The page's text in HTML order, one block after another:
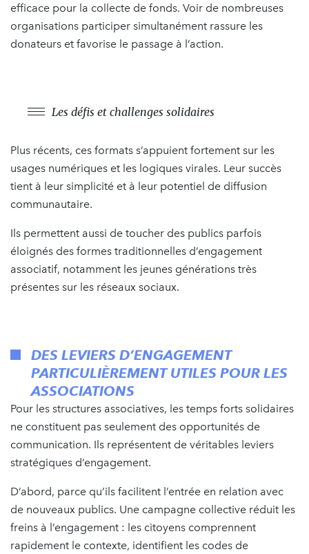
efficace pour la collecte de fonds. Voir de nombreuses
organisations participer simultanément rassure les
donateurs et favorise le passage à l’action.
Les défis et challenges solidaires
Plus récents, ces formats s’appuient fortement sur les
usages numériques et les logiques virales. Leur succès
tient à leur simplicité et à leur potentiel de diffusion
communautaire.
Ils permettent aussi de toucher des publics parfois
éloignés des formes traditionnelles d’engagement
associatif, notamment les jeunes générations très
présentes sur les réseaux sociaux.
DES LEVIERS D’ENGAGEMENT
PARTICULIÈREMENT UTILES POUR LES
ASSOCIATIONS
Pour les structures associatives, les temps forts solidaires
ne constituent pas seulement des opportunités de
communication. Ils représentent de véritables leviers
stratégiques d’engagement.
D’abord, parce qu’ils facilitent l’entrée en relation avec
de nouveaux publics. Une campagne collective réduit les
freins à l’engagement : les citoyens comprennent
rapidement le contexte, identifient les codes de